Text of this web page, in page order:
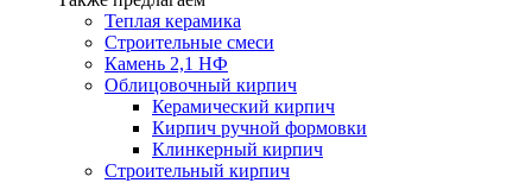
Теплая керамика
Строительные смеси
Камень 2,1 НФ
Облицовочный кирпич
Керамический кирпич
Кирпич ручной формовки
Клинкерный кирпич
Строительный кирпич